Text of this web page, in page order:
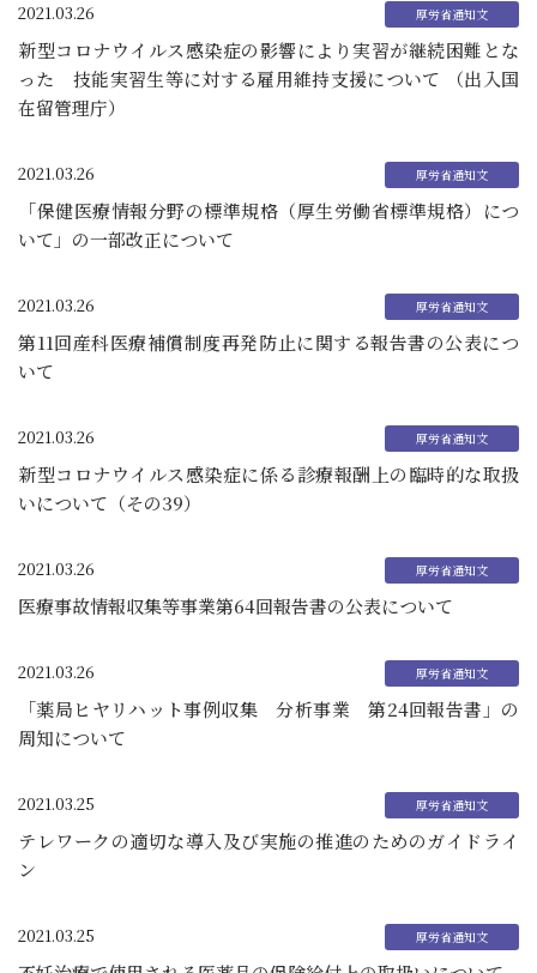
2021.03.26
新型コロナウイルス感染症の影響により実習が継続困難とな
った 技能実習生等に対する雇用維持支援について （出入国
在留管理庁）
2021.03.26
「保健医療情報分野の標準規格（厚生労働省標準規格）につ
いて」の一部改正について
2021.03.26
第11回産科医療補償制度再発防止に関する報告書の公表につ
いて
2021.03.26
新型コロナウイルス感染症に係る診療報酬上の臨時的な取扱
いについて（その39）
2021.03.26
医療事故情報収集等事業第64回報告書の公表について
2021.03.26
「薬局ヒヤリハット事例収集 分析事業 第24回報告書」の
周知について
2021.03.25
テレワークの適切な導入及び実施の推進のためのガイドライ
ン
2021.03.25